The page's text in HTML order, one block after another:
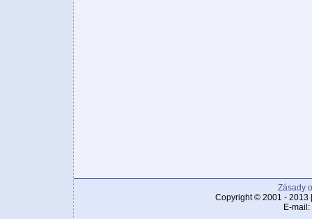
Zásady
Copyright © 2001 - 2013
E-mail: